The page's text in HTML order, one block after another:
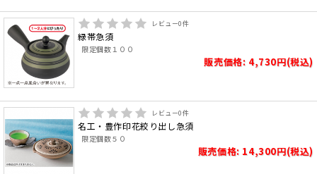
レビュー0件
緑帯急須
限定個数１００
販売価格: 4,730円(税込)
レビュー0件
名工・豊作印花絞り出し急須
限定個数５０
販売価格: 14,300円(税込)